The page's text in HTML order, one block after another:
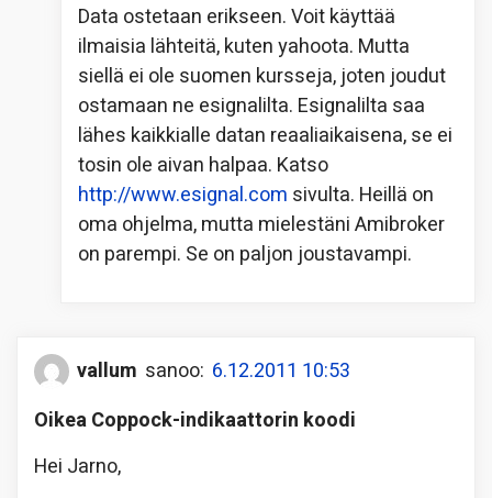
Data ostetaan erikseen. Voit käyttää
ilmaisia lähteitä, kuten yahoota. Mutta
siellä ei ole suomen kursseja, joten joudut
ostamaan ne esignalilta. Esignalilta saa
lähes kaikkialle datan reaaliaikaisena, se ei
tosin ole aivan halpaa. Katso
http://www.esignal.com sivulta. Heillä on
oma ohjelma, mutta mielestäni Amibroker
on parempi. Se on paljon joustavampi.
vallum sanoo: 6.12.2011 10:53
Oikea Coppock-indikaattorin koodi
Hei Jarno,